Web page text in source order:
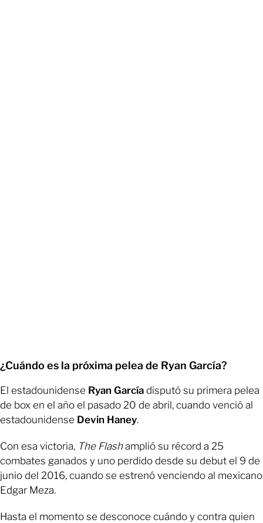
¿Cuándo es la próxima pelea de Ryan García?
El estadounidense Ryan García disputó su primera pelea
de box en el año el pasado 20 de abril, cuando venció al
estadounidense Devin Haney.
Con esa victoria, The Flashamplió su récord a 25
combates ganados y uno perdido desde su debut el 9 de
junio del 2016, cuando se estrenó venciendo al mexicano
Edgar Meza.
Hasta el momento se desconoce cuándo y contra quien